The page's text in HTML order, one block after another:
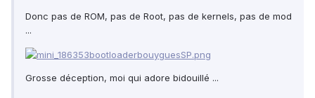
Donc pas de ROM, pas de Root, pas de kernels, pas de mod
...
Grosse déception, moi qui adore bidouillé ...